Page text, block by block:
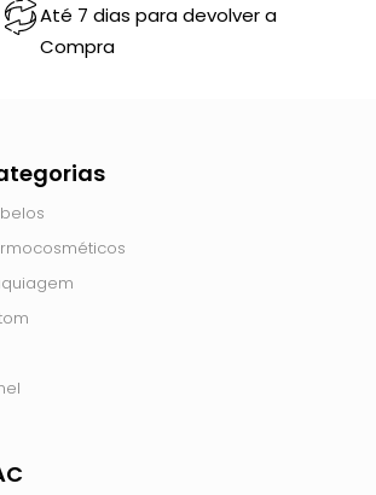
Até 7 dias para devolver a
Compra